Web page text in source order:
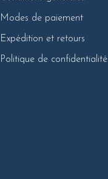
Modes de paiement
Expédition et retours
Politique de confidentialité